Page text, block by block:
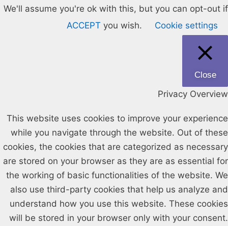
We'll assume you're ok with this, but you can opt-out if
you wish.
Cookie settings
ACCEPT
Close
Privacy Overview
This website uses cookies to improve your experience
while you navigate through the website. Out of these
cookies, the cookies that are categorized as necessary
are stored on your browser as they are as essential for
the working of basic functionalities of the website. We
also use third-party cookies that help us analyze and
understand how you use this website. These cookies
will be stored in your browser only with your consent.